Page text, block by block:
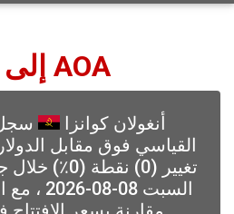
AOA إلى HKD التحويل
أنغولان كوانزا
القياسي فوق مقابل
تغيير (0)
السبت 08-08-2026 ، مع السعر